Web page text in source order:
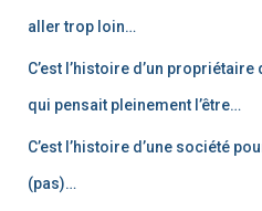
aller trop loin…
C’est l’histoire d’un
qui pensait pleinement l’être…
C’est l’histoire d’une société
(pas)…